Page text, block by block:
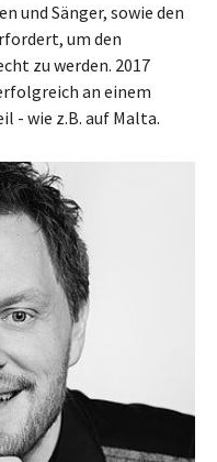
und Sänger, sowie den
um den
zu werden. 2017
an einem
- wie z.B. auf Malta.